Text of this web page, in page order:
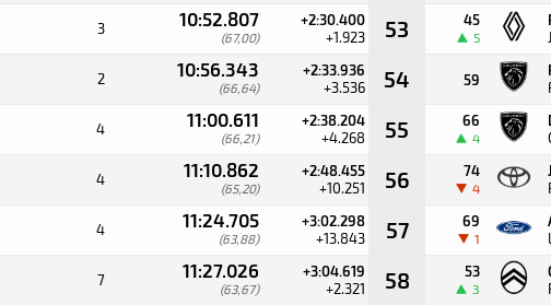
3 10:52.807
(67,00)
+2:30.400
+1.923 53 45
5
2 10:56.343
(66,64)
+2:33.936
+3.536 54 59
4 11:00.611
(66,21)
+2:38.204
+4.268 55 66
4
4 11:10.862
(65,20)
+2:48.455
+10.251 56 74
4
4 11:24.705
(63,88)
+3:02.298
+13.843 57 69
1
7 11:27.026
(63,67)
+3:04.619
+2.321 58 53
3